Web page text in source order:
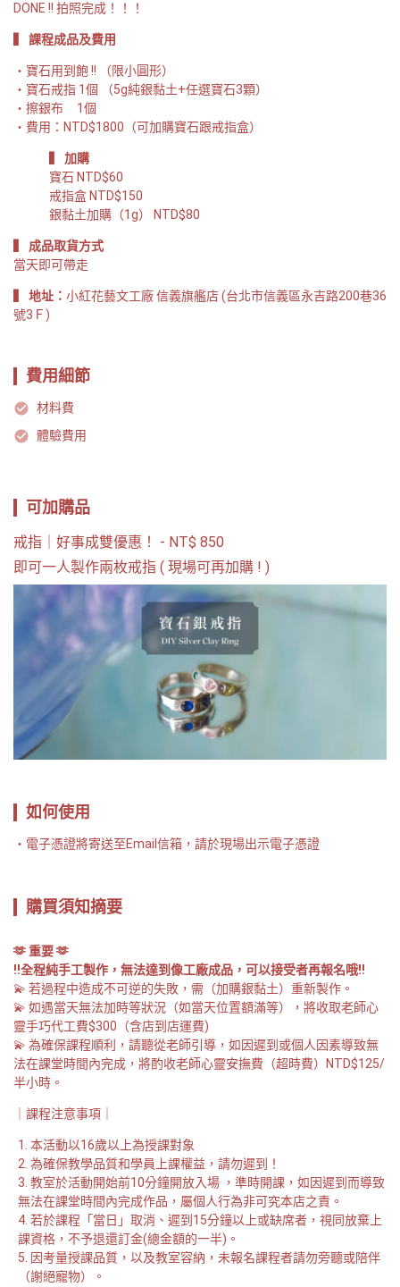
DONE !! 拍照完成！！！
▍ 課程成品及費用
寶石用到飽 !! （限小圓形）
寶石戒指 1個 （5g純銀黏土+任選寶石3顆）
擦銀布     1個
費用：NTD$1800（可加購寶石跟戒指盒）
▍ 加購
寶石 NTD$60
戒指盒 NTD$150
銀黏土加購（1g） NTD$80
▍ 成品取貨方式
當天即可帶走
▍ 地址： 小紅花藝文工廠 信義旗艦店 (台北市信義區永吉路200巷36
號3Ｆ)
費用細節
材料費
體驗費用
可加購品
戒指｜好事成雙優惠！ - NT$ 850
即可一人製作兩枚戒指 ( 現場可再加購 ! )
如何使用
電子憑證將寄送至Email信箱，請於現場出示電子憑證
購買須知摘要
🫶 重要 🫶
‼️全程純手工製作，無法達到像工廠成品，可以接受者再報名哦‼️
💫 若過程中造成不可逆的失敗，需（加購銀黏土）重新製作。
💫 如遇當天無法加時等狀況（如當天位置額滿等），將收取老師心
靈手巧代工費$300（含店到店運費)
💫 為確保課程順利，請聽從老師引導，如因遲到或個人因素導致無
法在課堂時間內完成，將酌收老師心靈安撫費（超時費）NTD$125/
半小時。
｜課程注意事項｜
本活動以16歲以上為授課對象
為確保教學品質和學員上課權益，請勿遲到！
教室於活動開始前10分鐘開放入場 ，準時開課，如因遲到而導致
無法在課堂時間內完成作品，屬個人行為非可究本店之責。
若於課程「當日」取消、遲到15分鐘以上或缺席者，視同放棄上
課資格，不予退還訂金(總金額的一半)。
因考量授課品質，以及教室容納，未報名課程者請勿旁聽或陪伴
（謝絕寵物）。